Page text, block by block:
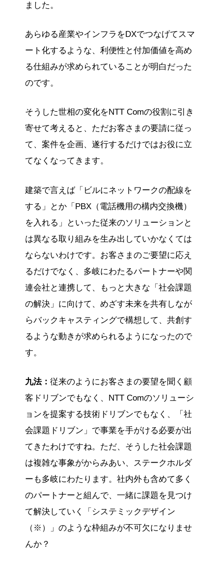
ました。
あらゆる産業やインフラをDXでつなげてスマ
ート化するような、利便性と付加価値を高め
る仕組みが求められていることが明白だった
のです。
そうした世相の変化をNTT Comの役割に引き
寄せて考えると、ただお客さまの要請に従っ
て、案件を企画、遂行するだけではお役に立
てなくなってきます。
建築で言えば「ビルにネットワークの配線を
する」とか「PBX（電話機用の構内交換機）
を入れる」といった従来のソリューションと
は異なる取り組みを生み出していかなくては
ならないわけです。お客さまのご要望に応え
るだけでなく、多岐にわたるパートナーや関
連会社と連携して、もっと大きな「社会課題
の解決」に向けて、めざす未来を共有しなが
らバックキャスティングで構想して、共創す
るような動きが求められるようになったので
す。
九法： 従来のようにお客さまの要望を聞く顧
客ドリブンでもなく、NTT Comのソリューシ
ョンを提案する技術ドリブンでもなく、「社
会課題ドリブン」で事業を手がける必要が出
てきたわけですね。ただ、そうした社会課題
は複雑な事象がからみあい、ステークホルダ
ーも多岐にわたります。社内外も含めて多く
のパートナーと組んで、一緒に課題を見つけ
て解決していく「システミックデザイン
（※）」のような枠組みが不可欠になりませ
んか？